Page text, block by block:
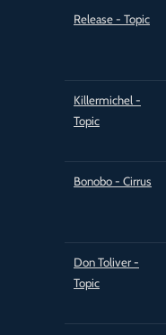
Release - Topic
Killermichel -
Topic
Bonobo - Cirrus
Don Toliver -
Topic